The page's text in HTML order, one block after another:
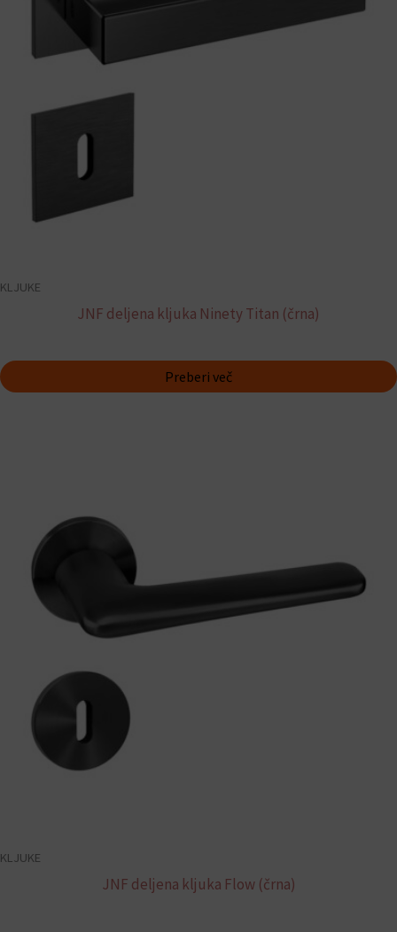
KLJUKE
JNF deljena kljuka Ninety Titan (črna)
Preberi več
KLJUKE
JNF deljena kljuka Flow (črna)